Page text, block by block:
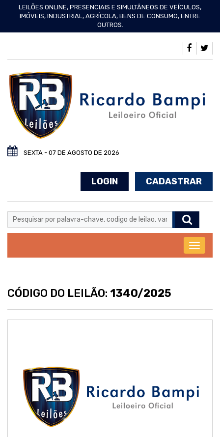
LEILÕES ONLINE, PRESENCIAIS E SIMULTÂNEOS DE VEÍCULOS,
IMÓVEIS, INDUSTRIAL, AGRÍCOLA, BENS DE CONSUMO, ENTRE
OUTROS.
SEXTA - 07 DE AGOSTO DE 2026
LOGIN CADASTRAR
Abrir
menu
CÓDIGO DO LEILÃO: 1340/2025